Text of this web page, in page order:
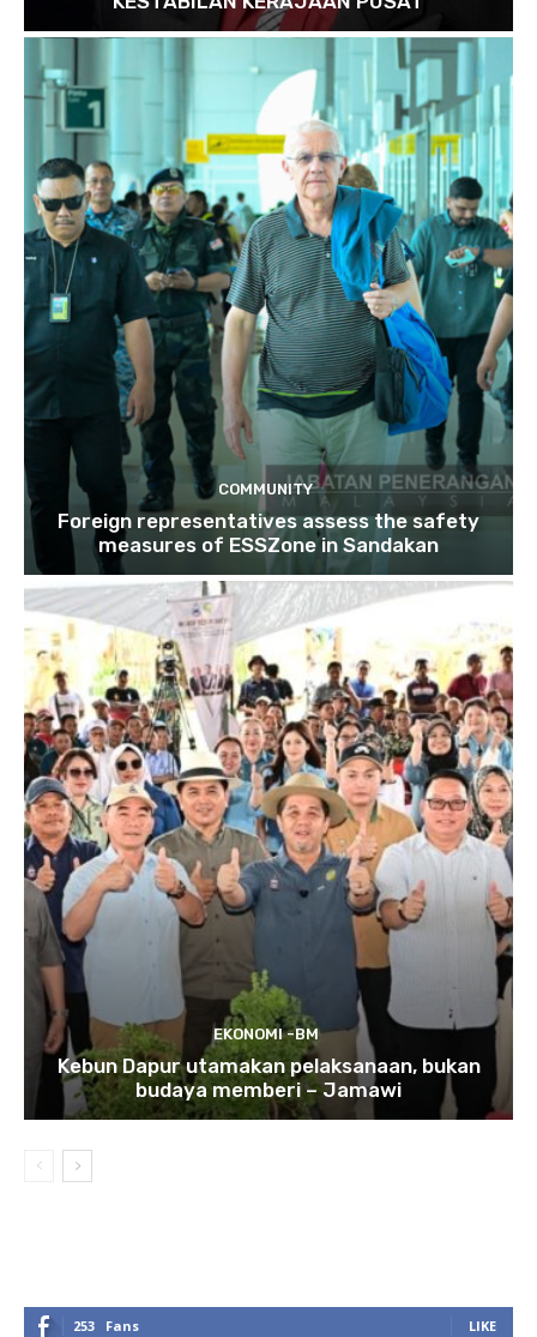
COMMUNITY
Foreign representatives assess the safety
measures of ESSZone in Sandakan
EKONOMI -BM
Kebun Dapur utamakan pelaksanaan, bukan
budaya memberi – Jamawi
253 Fans LIKE